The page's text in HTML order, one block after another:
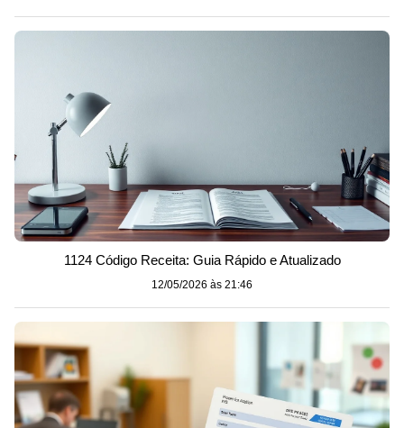
1124 Código Receita: Guia Rápido e Atualizado
12/05/2026 às 21:46